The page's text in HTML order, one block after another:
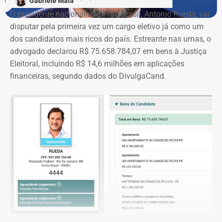
Deputado Fábio Silva em declaração de bens em 2026 — Foto:
O presidente nacional do União Brasil, Antonio Rueda, vai
disputar pela primeira vez um cargo eletivo já como um
dos candidatos mais ricos do país. Estreante nas urnas, o
advogado declarou R$ 75.658.784,07 em bens à Justiça
Eleitoral, incluindo R$ 14,6 milhões em aplicações
financeiras, segundo dados do DivulgaCand.